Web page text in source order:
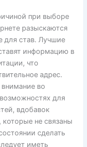
при выборе
разыскаются
для став. Лучшие
информацию в
что
адрес.
во
для
вдобавок
которые не связаны
сделать
иметь